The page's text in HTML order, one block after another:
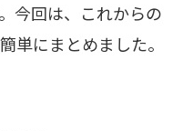
今回は、これからの
単にまとめました。